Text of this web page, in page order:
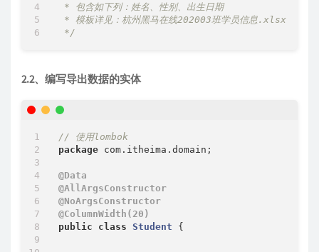
* 包含如下列：姓名、性别、出生日期
* 模板详见：杭州黑马在线202003班学员信息.xlsx
*/
2.2、编写导出数据的实体
// 使用lombok
package com.itheima.domain;
@Data
@AllArgsConstructor
@NoArgsConstructor
@ColumnWidth(20)
public
class Student {